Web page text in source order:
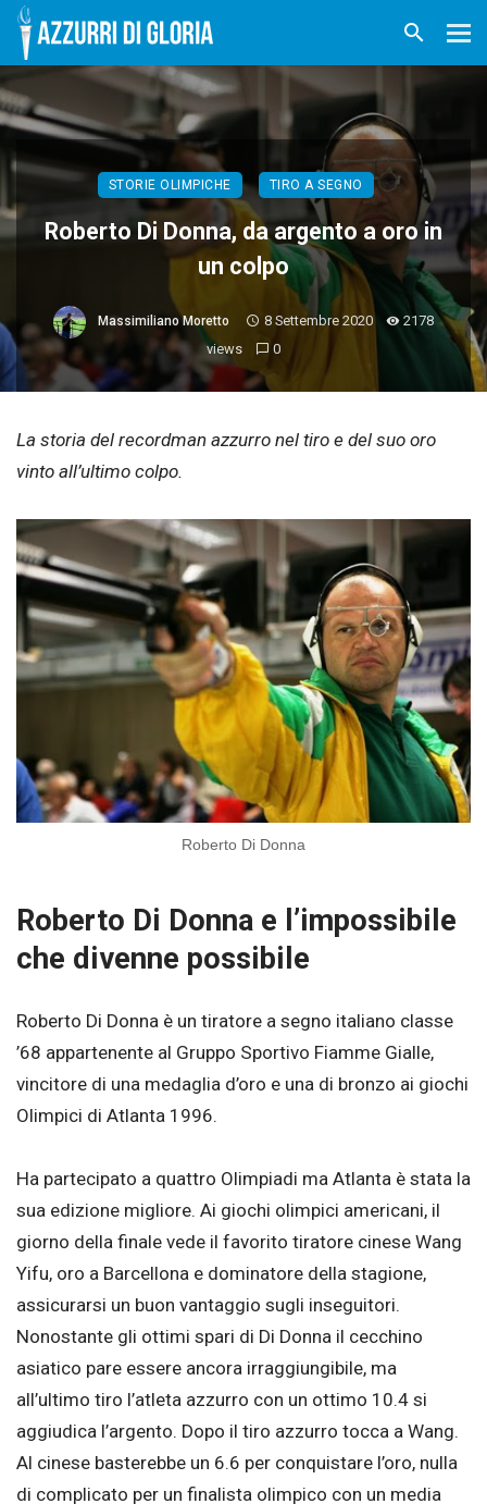
STORIE OLIMPICHE TIRO A SEGNO
Roberto Di Donna, da argento a oro in
un colpo
Massimiliano Moretto 8 Settembre 2020
2178
views
0
La storia del recordman azzurro nel tiro e del suo oro
vinto all’ultimo colpo.
Roberto Di Donna
Roberto Di Donna e l’impossibile
che divenne possibile
Roberto Di Donna è un tiratore a segno italiano classe
’68 appartenente al Gruppo Sportivo Fiamme Gialle,
vincitore di una medaglia d’oro e una di bronzo ai giochi
Olimpici di Atlanta 1996.
Ha partecipato a quattro Olimpiadi ma Atlanta è stata la
sua edizione migliore. Ai giochi olimpici americani, il
giorno della finale vede il favorito tiratore cinese Wang
Yifu, oro a Barcellona e dominatore della stagione,
assicurarsi un buon vantaggio sugli inseguitori.
Nonostante gli ottimi spari di Di Donna il cecchino
asiatico pare essere ancora irraggiungibile, ma
all’ultimo tiro l’atleta azzurro con un ottimo 10.4 si
aggiudica l’argento. Dopo il tiro azzurro tocca a Wang.
Al cinese basterebbe un 6.6 per conquistare l’oro, nulla
di complicato per un finalista olimpico con un media